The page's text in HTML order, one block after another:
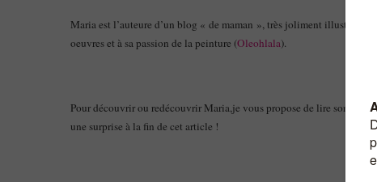
Maria est l’auteure d’un blog « de maman », très joliment illustré de
oeuvres et à sa passion de la peinture (Oleohlala).
Pour découvrir ou redécouvrir Maria,je vous propose de lire son
une surprise à la fin de cet article !